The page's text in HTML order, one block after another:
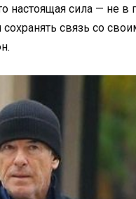
сила — не в
связь со